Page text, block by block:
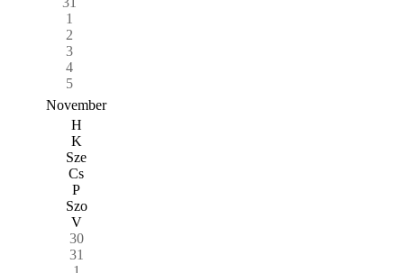
1
2
3
4
5
November
H
K
Sze
Cs
P
Szo
V
30
31